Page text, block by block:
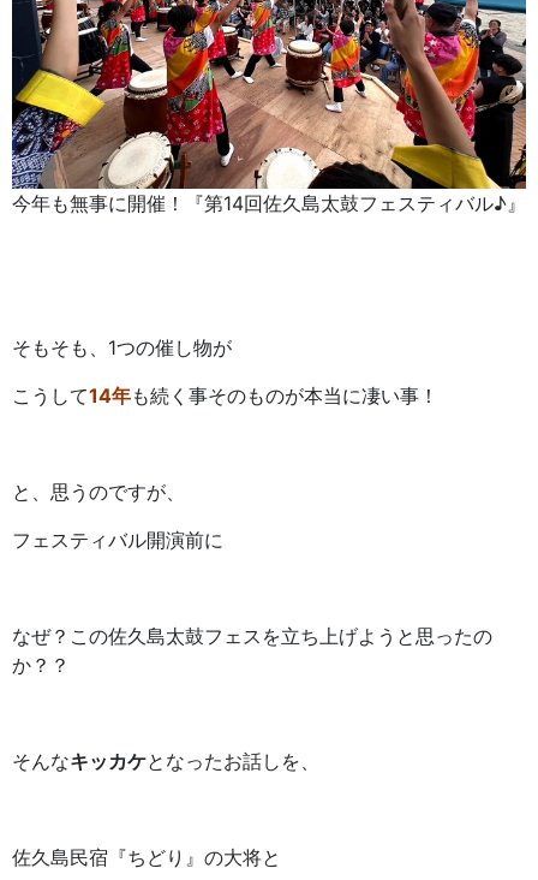
今年も無事に開催！『第14回佐久島太鼓フェスティバル♪』
そもそも、1つの催し物が
こうして14年も続く事そのものが本当に凄い事！
と、思うのですが、
フェスティバル開演前に
なぜ？この佐久島太鼓フェスを立ち上げようと思ったの
か？？
そんなキッカケとなったお話しを、
佐久島民宿『ちどり』の大将と